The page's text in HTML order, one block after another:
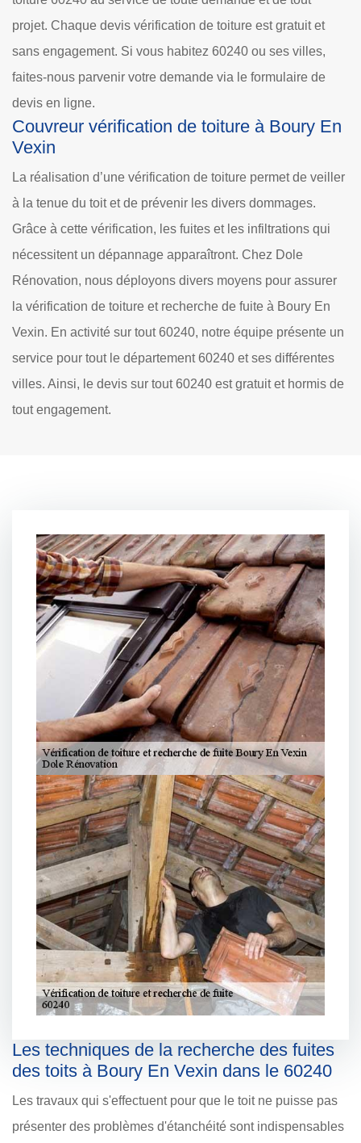
projet. Chaque devis vérification de toiture est gratuit et
sans engagement. Si vous habitez 60240 ou ses villes,
faites-nous parvenir votre demande via le formulaire de
devis en ligne.
Couvreur vérification de toiture à Boury En
Vexin
La réalisation d’une vérification de toiture permet de veiller
à la tenue du toit et de prévenir les divers dommages.
Grâce à cette vérification, les fuites et les infiltrations qui
nécessitent un dépannage apparaîtront. Chez Dole
Rénovation, nous déployons divers moyens pour assurer
la vérification de toiture et recherche de fuite à Boury En
Vexin. En activité sur tout 60240, notre équipe présente un
service pour tout le département 60240 et ses différentes
villes. Ainsi, le devis sur tout 60240 est gratuit et hormis de
tout engagement.
Les techniques de la recherche des fuites
des toits à Boury En Vexin dans le 60240
Les travaux qui s'effectuent pour que le toit ne puisse pas
présenter des problèmes d'étanchéité sont indispensables